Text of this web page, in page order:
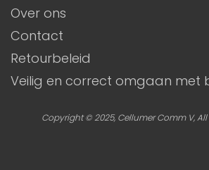
Over ons
Contact
Retourbeleid
Veilig en correct omgaan met
Copyright © 2025, Cellumer Comm V, All